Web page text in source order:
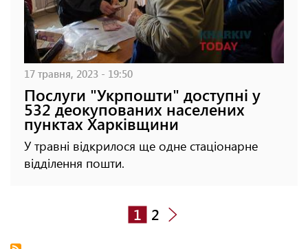
17 травня, 2023 - 19:50
Послуги "Укрпошти" доступні у
532 деокупованих населених
пунктах Харківщини
У травні відкрилося ще одне стаціонарне
відділення пошти.
1 2